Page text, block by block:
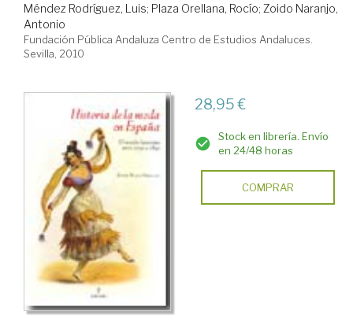
Méndez Rodríguez, Luis; Plaza Orellana, Rocío; Zoido Naranjo,
Antonio
Fundación Pública Andaluza Centro de Estudios Andaluces.
Sevilla, 2010
28,95 €
Stock en librería. Envío
en 24/48 horas
COMPRAR